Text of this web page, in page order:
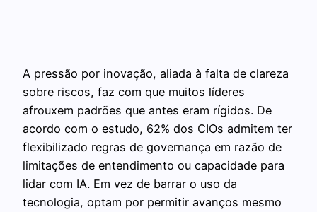
A pressão por inovação, aliada à falta de clareza
sobre riscos, faz com que muitos líderes
afrouxem padrões que antes eram rígidos. De
acordo com o estudo, 62% dos CIOs admitem ter
flexibilizado regras de governança em razão de
limitações de entendimento ou capacidade para
lidar com IA. Em vez de barrar o uso da
tecnologia, optam por permitir avanços mesmo